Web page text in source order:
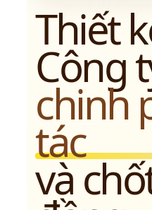
Thiết
Công
chinh
tác
và